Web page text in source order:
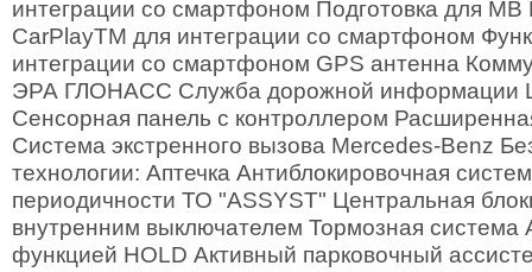
интеграции со смартфоном Подготовка для
CarPlayTM для интеграции со смартфоном
интеграции со смартфоном GPS антенна
ЭРА ГЛОНАСС Служба дорожной информации
Сенсорная панель с контроллером
Система экстренного вызова Mercedes-Benz
технологии: Аптечка Антиблокировочная
периодичности ТО "ASSYST" Центральная
внутренним выключателем Тормозная система
функцией HOLD Активный парковочный